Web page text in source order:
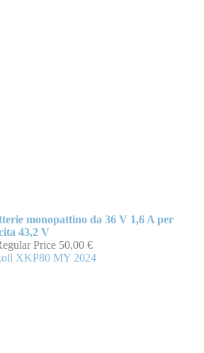
monopattino da 36 V 1,6 A per
43,2 V
Price 50,00 €